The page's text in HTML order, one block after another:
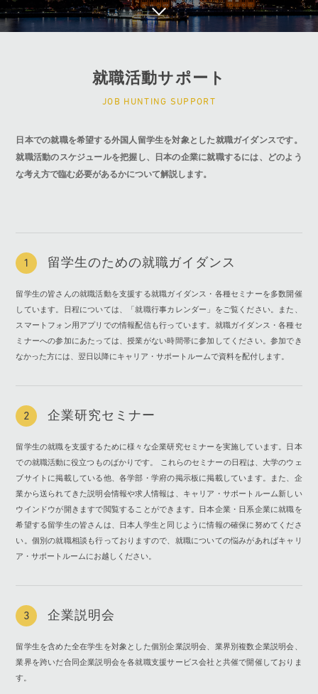
就職活動サポート
JOB HUNTING SUPPORT
日本での就職を希望する外国人留学生を対象とした就職ガイダンスです。
就職活動のスケジュールを把握し、日本の企業に就職するには、どのよう
な考え方で臨む必要があるかについて解説します。
1 留学生のための就職ガイダンス
留学生の皆さんの就職活動を支援する就職ガイダンス・各種セミナーを多数開催
しています。日程については、「就職行事カレンダー」をご覧ください。また、
スマートフォン用アプリでの情報配信も行っています。就職ガイダンス・各種セ
ミナーへの参加にあたっては、授業がない時間帯に参加してください。参加でき
なかった方には、翌日以降にキャリア・サポートルームで資料を配付します。
2 企業研究セミナー
留学生の就職を支援するために様々な企業研究セミナーを実施しています。日本
での就職活動に役立つものばかりです。 これらのセミナーの日程は、大学のウェ
ブサイトに掲載している他、各学部・学府の掲示板に掲載しています。また、企
業から送られてきた説明会情報や求人情報は、キャリア・サポートルーム新しい
ウインドウが開きますで閲覧することができます。日本企業・日系企業に就職を
希望する留学生の皆さんは、日本人学生と同じように情報の確保に努めてくださ
い。個別の就職相談も行っておりますので、就職についての悩みがあればキャリ
ア・サポートルームにお越しください。
3 企業説明会
留学生を含めた全在学生を対象とした個別企業説明会、業界別複数企業説明会、
業界を跨いだ合同企業説明会を各就職支援サービス会社と共催で開催しておりま
す。